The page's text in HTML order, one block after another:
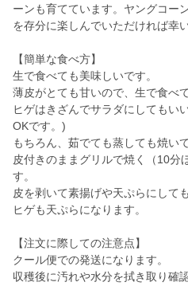
ーンも育てています。ヤングコー
を存分に楽しんでいただければ幸い
【簡単な食べ方】
生で食べても美味しいです。
薄皮がとても甘いので、生で食べ
ヒゲはきざんでサラダにしてもい
OKです。)
もちろん、茹でても蒸しても焼い
皮付きのままグリルで焼く（10分
す。
皮を剥いて素揚げや天ぷらにして
ヒゲも天ぷらになります。
【注文に際しての注意点】
クール便での発送になります。
収穫後に汚れや水分を拭き取り確